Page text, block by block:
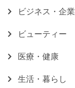
ビジネス・企業
ビューティー
医療・健康
生活・暮らし